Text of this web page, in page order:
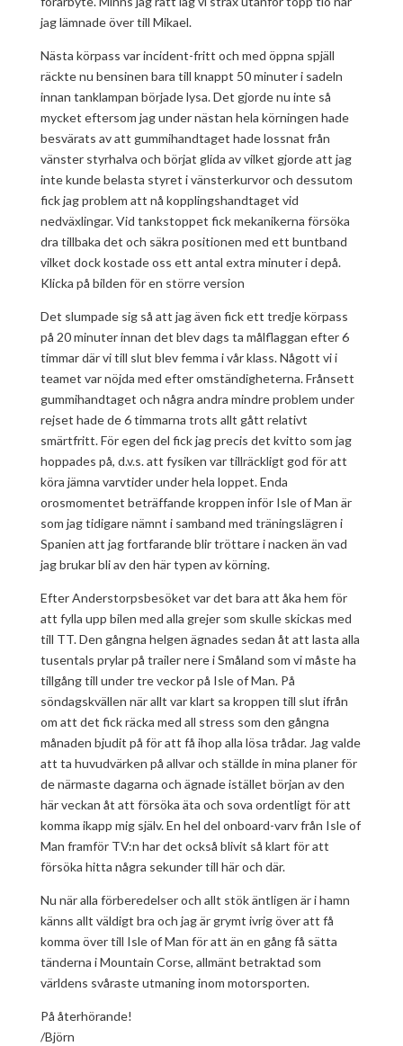
jag lämnade över till Mikael.
Nästa körpass var incident-fritt och med öppna spjäll
räckte nu bensinen bara till knappt 50 minuter i sadeln
innan tanklampan började lysa. Det gjorde nu inte så
mycket eftersom jag under nästan hela körningen hade
besvärats av att gummihandtaget hade lossnat från
vänster styrhalva och börjat glida av vilket gjorde att jag
inte kunde belasta styret i vänsterkurvor och dessutom
fick jag problem att nå kopplingshandtaget vid
nedväxlingar. Vid tankstoppet fick mekanikerna försöka
dra tillbaka det och säkra positionen med ett buntband
vilket dock kostade oss ett antal extra minuter i depå.
Klicka på bilden för en större version
Det slumpade sig så att jag även fick ett tredje körpass
på 20 minuter innan det blev dags ta målflaggan efter 6
timmar där vi till slut blev femma i vår klass. Någott vi i
teamet var nöjda med efter omständigheterna. Frånsett
gummihandtaget och några andra mindre problem under
rejset hade de 6 timmarna trots allt gått relativt
smärtfritt. För egen del fick jag precis det kvitto som jag
hoppades på, d.v.s. att fysiken var tillräckligt god för att
köra jämna varvtider under hela loppet. Enda
orosmomentet beträffande kroppen inför Isle of Man är
som jag tidigare nämnt i samband med träningslägren i
Spanien att jag fortfarande blir tröttare i nacken än vad
jag brukar bli av den här typen av körning.
Efter Anderstorpsbesöket var det bara att åka hem för
att fylla upp bilen med alla grejer som skulle skickas med
till TT. Den gångna helgen ägnades sedan åt att lasta alla
tusentals prylar på trailer nere i Småland som vi måste ha
tillgång till under tre veckor på Isle of Man. På
söndagskvällen när allt var klart sa kroppen till slut ifrån
om att det fick räcka med all stress som den gångna
månaden bjudit på för att få ihop alla lösa trådar. Jag valde
att ta huvudvärken på allvar och ställde in mina planer för
de närmaste dagarna och ägnade istället början av den
här veckan åt att försöka äta och sova ordentligt för att
komma ikapp mig själv. En hel del onboard-varv från Isle of
Man framför TV:n har det också blivit så klart för att
försöka hitta några sekunder till här och där.
Nu när alla förberedelser och allt stök äntligen är i hamn
känns allt väldigt bra och jag är grymt ivrig över att få
komma över till Isle of Man för att än en gång få sätta
tänderna i Mountain Corse, allmänt betraktad som
världens svåraste utmaning inom motorsporten.
På återhörande!
/Björn